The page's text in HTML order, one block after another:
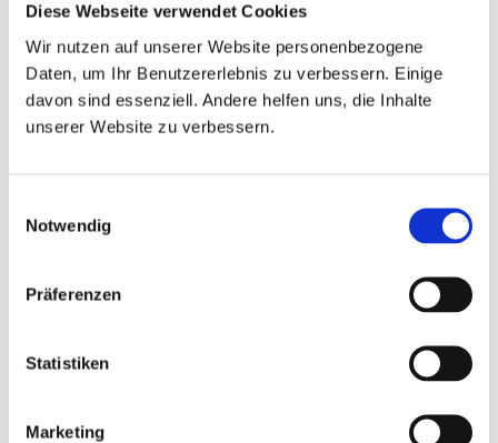
Diese Webseite verwendet Cookies
Wir nutzen auf unserer Website personenbezogene
Daten, um Ihr Benutzererlebnis zu verbessern. Einige
davon sind essenziell. Andere helfen uns, die Inhalte
unserer Website zu verbessern.
Notwendig
Präferenzen
Statistiken
Marketing
Hier finden Sie Deutschkurse A1 bis C1 mit Fokus auf
Niveau A1
DeutschNiveau A2
Hier finden Sie Deutschkurse für
mit guten